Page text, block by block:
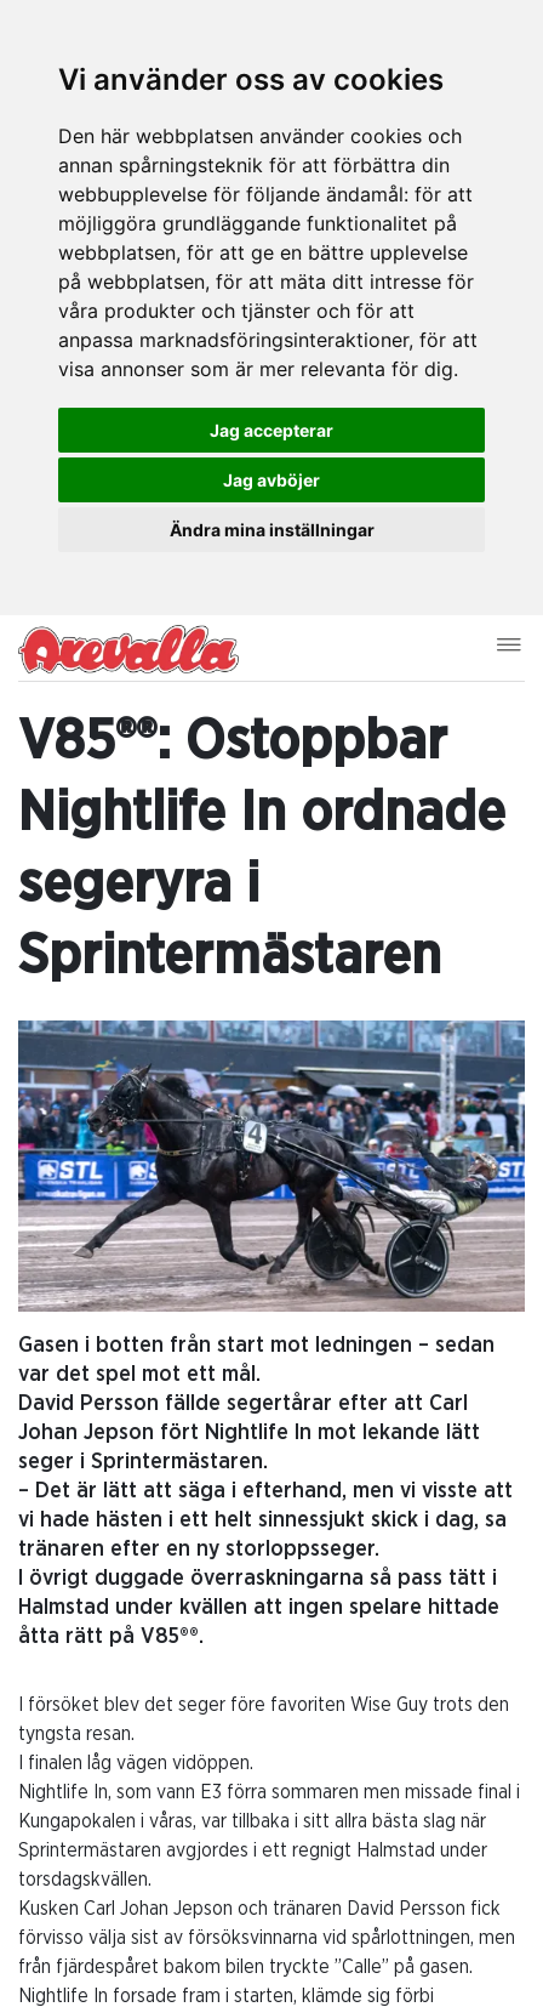
Vi använder oss av cookies
Den här webbplatsen använder cookies och
annan spårningsteknik för att förbättra din
webbupplevelse för följande ändamål: för att
möjliggöra grundläggande funktionalitet på
webbplatsen, för att ge en bättre upplevelse
på webbplatsen, för att mäta ditt intresse för
våra produkter och tjänster och för att
anpassa marknadsföringsinteraktioner, för att
visa annonser som är mer relevanta för dig.
Jag accepterar
Jag avböjer
Ändra mina inställningar
V85®®: Ostoppbar
Nightlife In ordnade
segeryra i
Sprintermästaren
Gasen i botten från start mot ledningen – sedan
var det spel mot ett mål.
David Persson fällde segertårar efter att Carl
Johan Jepson fört Nightlife In mot lekande lätt
seger i Sprintermästaren.
– Det är lätt att säga i efterhand, men vi visste att
vi hade hästen i ett helt sinnessjukt skick i dag, sa
tränaren efter en ny storloppsseger.
I övrigt duggade överraskningarna så pass tätt i
Halmstad under kvällen att ingen spelare hittade
åtta rätt på V85®®.
I försöket blev det seger före favoriten Wise Guy trots den
tyngsta resan.
I finalen låg vägen vidöppen.
Nightlife In, som vann E3 förra sommaren men missade final i
Kungapokalen i våras, var tillbaka i sitt allra bästa slag när
Sprintermästaren avgjordes i ett regnigt Halmstad under
torsdagskvällen.
Kusken Carl Johan Jepson och tränaren David Persson fick
förvisso välja sist av försöksvinnarna vid spårlottningen, men
från fjärdespåret bakom bilen tryckte ”Calle” på gasen.
Nightlife In forsade fram i starten, klämde sig förbi